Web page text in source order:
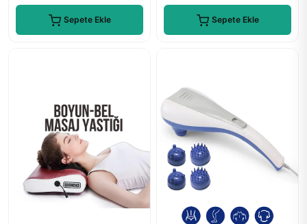
Sepete Ekle Sepete Ekle